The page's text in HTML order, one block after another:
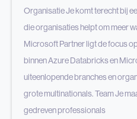
Organisatie Je komt terecht bij
die organisaties helpt om meer
Microsoft Partner ligt de focus
binnen Azure Databricks en
uiteenlopende branches en
grote multinationals. Team Je
gedreven professionals